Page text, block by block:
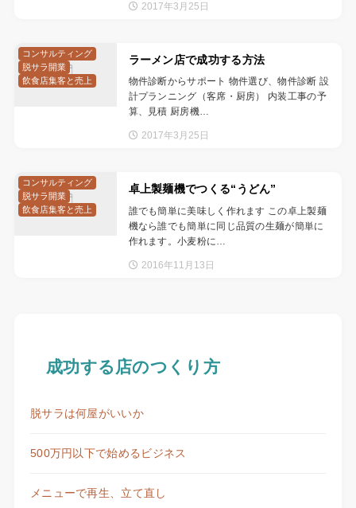
2017年3月25日
ラーメン店で成功する方法
物件診断からサポート 物件選び、物件診断 設
計プランニング（客席・厨房） 内装工事の予
算、見積 厨房機…
2017年3月25日
コンサルティング
脱サラ開業
飲食店集客と売上
卓上製麺機でつくる“うどん”
誰でも簡単に美味しく作れます この卓上製麺
機なら誰でも簡単に同じ品質の生麺が簡単に
作れます。小麦粉に…
2016年11月13日
コンサルティング
脱サラ開業
飲食店集客と売上
成功する店のつくり方
脱サラは何屋がいいか
500万円以下で始めるビジネス
メニューで再生、立て直し